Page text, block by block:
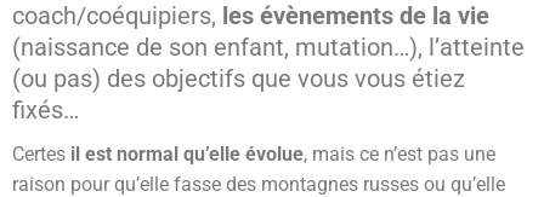
coach/coéquipiers, les évènements de la vie
(naissance de son enfant, mutation…), l’atteinte
(ou pas) des objectifs que vous vous étiez
fixés…
Certes il est normal qu’elle évolue, mais ce n’est pas une
raison pour qu’elle fasse des montagnes russes ou qu’elle